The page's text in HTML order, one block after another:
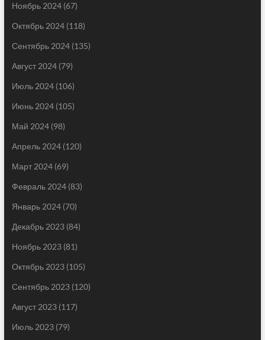
Ноябрь 2024(67)
Октябрь 2024(118)
Сентябрь 2024(135)
Август 2024(79)
Июль 2024(106)
Июнь 2024(105)
Май 2024(98)
Апрель 2024(120)
Март 2024(69)
Февраль 2024(83)
Январь 2024(70)
Декабрь 2023(84)
Ноябрь 2023(81)
Октябрь 2023(105)
Сентябрь 2023(120)
Август 2023(117)
Июль 2023(79)